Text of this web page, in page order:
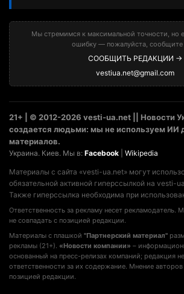
Мы стремимся к максимальной точности, но
ошибку — пожалуйста, сообщите
СООБЩИТЬ РЕДАКЦИИ →
vestiua.net@gmail.com
21+ | © 2012-2026 vesti-ua.net || Новости
создается людьми: мы не используем ИИ
материалов.
Украина. Киев. Мы в: Facebook Wikipedia
Материалы с сайта «vesti-ua.net» могут
обязательной активной гиперссылкой на vesti-
Также гиперссылка необходима при
Ответственность за рекламу несет рекламодатель.
не совпадать с позицией редакции.
Материалы с плашкой "Партнерский материал"
рекламы (21+). «Новости компании» –
основанный на пресс-релизах компаний; редакция
ответственности за их содержание. Мнение
позицией редакции.